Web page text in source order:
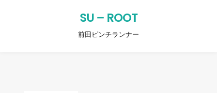
SU – ROOT
前田ピンチランナー